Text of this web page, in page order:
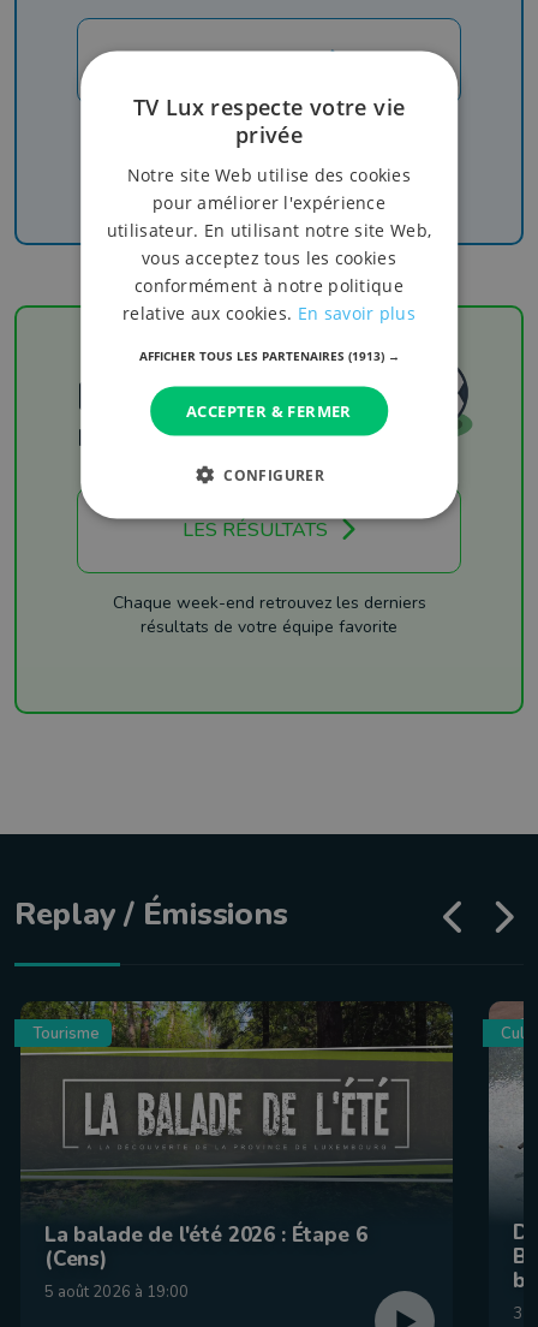
Recevez nos newsletters pour ne rien manquer
Football
Les résultats
LES RÉSULTATS
Chaque week-end retrouvez les derniers
résultats de votre équipe favorite
Replay / Émissions
Tourisme
La balade de l'été 2026 : Étape 6
(Cens)
5 août 2026 à 19:00
31
TV Lux respecte votre vie
privée
Notre site Web utilise des cookies
pour améliorer l'expérience
utilisateur. En utilisant notre site Web,
vous acceptez tous les cookies
conformément à notre politique
relative aux cookies. En savoir plus
AFFICHER TOUS LES PARTENAIRES (1913) →
ACCEPTER & FERMER
CONFIGURER